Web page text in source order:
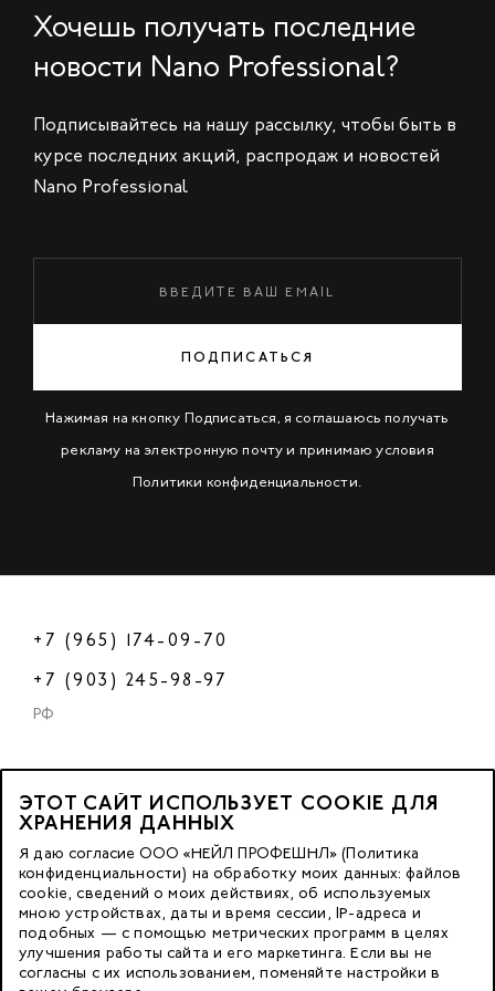
Хочешь получать последние
новости Nano Professional?
Подписывайтесь на нашу рассылку, чтобы быть в
курсе последних акций, распродаж и новостей
Nano Professional
ПОДПИСАТЬСЯ
Нажимая на кнопку Подписаться, я соглашаюсь получать
рекламу на электронную почту и принимаю условия
Политики конфиденциальности.
+7 (965) 174-09-70
+7 (903) 245-98-97
РФ
2023 © OOO «Нейл Профешнл».
Все права защищены.
Москва, м. Калужская,
ул. Бутлерова д. 17
«БЦ Нео Гео»^
этаж. 3, офис 3079
ЭТОТ САЙТ ИСПОЛЬЗУЕТ COOKIE ДЛЯ
ХРАНЕНИЯ ДАННЫХ
Я даю согласие ООО «НЕЙЛ ПРОФЕШНЛ» (Политика
конфиденциальности) на обработку моих данных: файлов
cookie, сведений о моих действиях, об используемых
мною устройствах, даты и время сессии, IP-адреса и
подобных — с помощью метрических программ в целях
улучшения работы сайта и его маркетинга. Если вы не
согласны с их использованием, поменяйте настройки в